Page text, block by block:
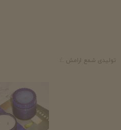
تولیدی شمع ارامش